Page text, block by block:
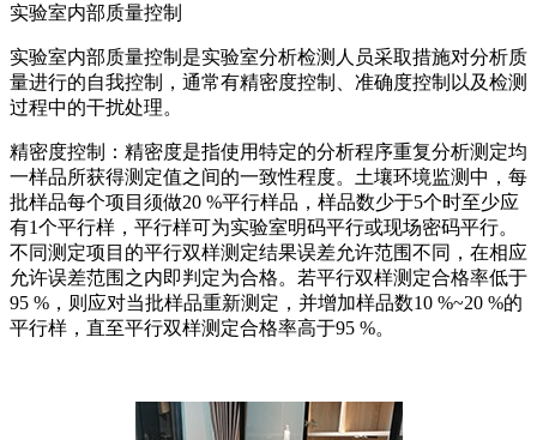
实验室内部质量控制
实验室内部质量控制是实验室分析检测人员采取措施对分析质
量进行的自我控制，通常有精密度控制、准确度控制以及检测
过程中的干扰处理。
精密度控制：精密度是指使用特定的分析程序重复分析测定均
一样品所获得测定值之间的一致性程度。土壤环境监测中，每
批样品每个项目须做20 %平行样品，样品数少于5个时至少应
有1个平行样，平行样可为实验室明码平行或现场密码平行。
不同测定项目的平行双样测定结果误差允许范围不同，在相应
允许误差范围之内即判定为合格。若平行双样测定合格率低于
95 %，则应对当批样品重新测定，并增加样品数10 %~20 %的
平行样，直至平行双样测定合格率高于95 %。